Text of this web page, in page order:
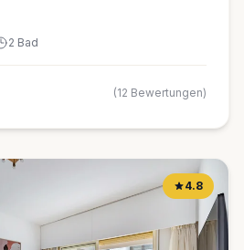
2 Bad
(12 Bewertungen)
4.8